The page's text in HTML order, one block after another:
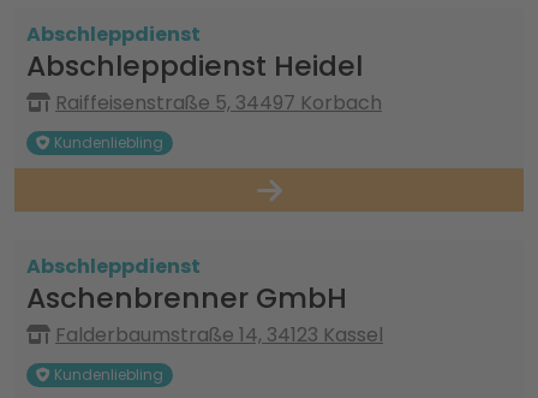
Abschleppdienst
Abschleppdienst Heidel
Raiffeisenstraße 5, 34497 Korbach
Kundenliebling
Abschleppdienst
Aschenbrenner GmbH
Falderbaumstraße 14, 34123 Kassel
Kundenliebling